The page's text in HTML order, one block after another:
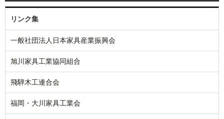
リンク集
一般社団法人日本家具産業振興会
旭川家具工業協同組合
飛騨木工連合会
福岡・大川家具工業会